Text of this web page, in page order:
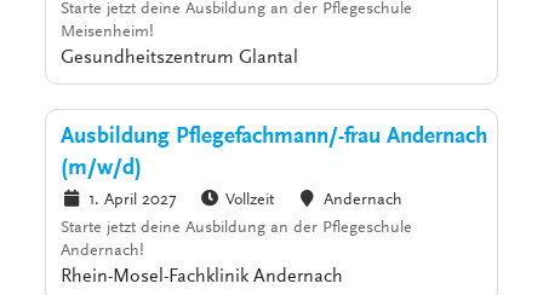
Starte jetzt deine Ausbildung an der Pflegeschule
Meisenheim!
Gesundheitszentrum Glantal
Ausbildung Pflegefachmann/-frau Andernach
(m/w/d)
1. April 2027 Vollzeit
Andernach
Starte jetzt deine Ausbildung an der Pflegeschule
Andernach!
Rhein-Mosel-Fachklinik Andernach